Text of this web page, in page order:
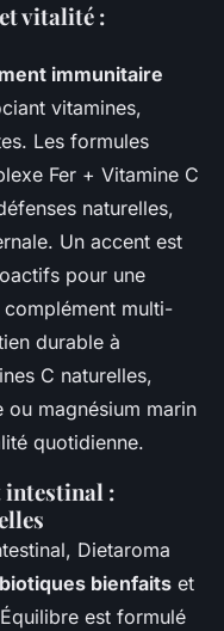
vitalité :
immunitaire
vitamines,
Les formules
Fer + Vitamine C
naturelles,
Un accent est
pour une
multi-
durable à
C naturelles,
magnésium marin
quotidienne.
:
Dietaroma
bienfaits et
est formulé